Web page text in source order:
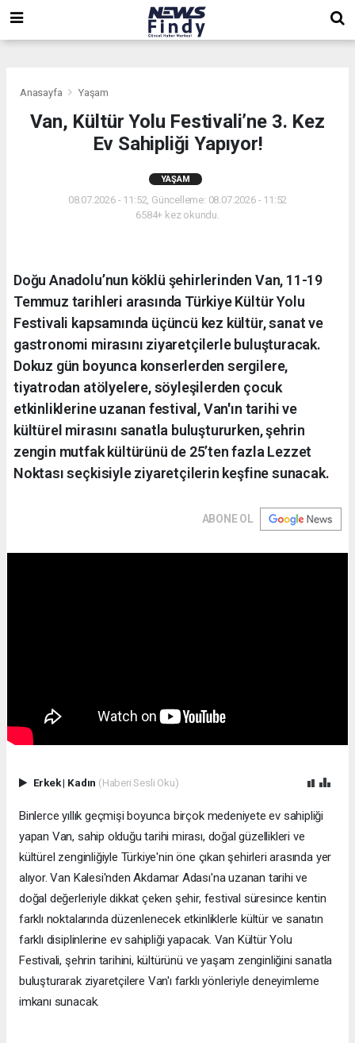
Anasayfa Yaşam
Van, Kültür Yolu Festivali’ne 3. Kez
Ev Sahipliği Yapıyor!
YAŞAM
08.07.2026 - 11:52, Güncelleme: 08.07.2026 - 11:52
6584+ kez okundu.
Doğu Anadolu’nun köklü şehirlerinden Van, 11-19
Temmuz tarihleri arasında Türkiye Kültür Yolu
Festivali kapsamında üçüncü kez kültür, sanat ve
gastronomi mirasını ziyaretçilerle buluşturacak.
Dokuz gün boyunca konserlerden sergilere,
tiyatrodan atölyelere, söyleşilerden çocuk
etkinliklerine uzanan festival, Van'ın tarihi ve
kültürel mirasını sanatla buluştururken, şehrin
zengin mutfak kültürünü de 25’ten fazla Lezzet
Noktası seçkisiyle ziyaretçilerin keşfine sunacak.
ABONE OL
Erkek| Kadın (Haberi Sesli Oku)
Binlerce yıllık geçmişi boyunca birçok medeniyete ev sahipliği
yapan Van, sahip olduğu tarihi mirası, doğal güzellikleri ve
kültürel zenginliğiyle Türkiye'nin öne çıkan şehirleri arasında yer
alıyor. Van Kalesi'nden Akdamar Adası'na uzanan tarihi ve
doğal değerleriyle dikkat çeken şehir, festival süresince kentin
farklı noktalarında düzenlenecek etkinliklerle kültür ve sanatın
farklı disiplinlerine ev sahipliği yapacak. Van Kültür Yolu
Festivali, şehrin tarihini, kültürünü ve yaşam zenginliğini sanatla
buluşturarak ziyaretçilere Van'ı farklı yönleriyle deneyimleme
imkanı sunacak.